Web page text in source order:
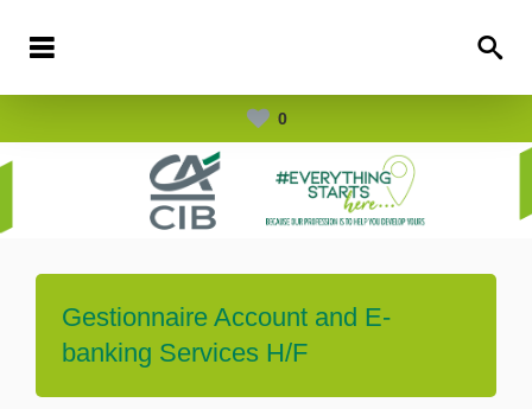
0
Gestionnaire Account and E-
banking Services H/F